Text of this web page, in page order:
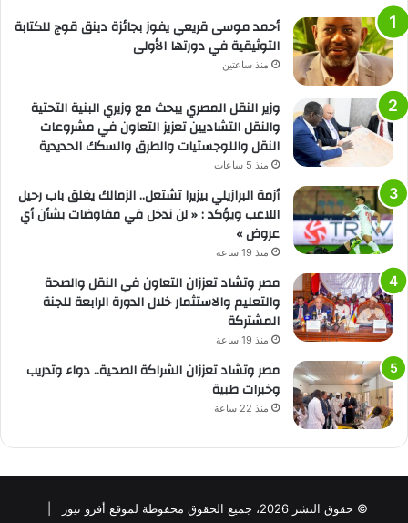
أحمد موسى قريعي يفوز بجائزة دينق قوج للكتابة
التوثيقية في دورتها الأولى
منذ ساعتين
وزير النقل المصري يبحث مع وزيري البنية التحتية
والنقل التشاديين تعزيز التعاون في مشروعات
النقل واللوجستيات والطرق والسكك الحديدية
منذ 5 ساعات
أزمة البرازيلي بيزيرا تشتعل.. الزمالك يغلق باب رحيل
اللاعب ويؤكد : « لن ندخل في مفاوضات بشأن أي
عروض »
منذ 19 ساعة
مصر وتشاد تعززان التعاون في النقل والصحة
والتعليم والاستثمار خلال الدورة الرابعة للجنة
المشتركة
منذ 19 ساعة
مصر وتشاد تعززان الشراكة الصحية.. دواء وتدريب
وخبرات طبية
منذ 22 ساعة
© حقوق النشر 2026، جميع الحقوق محفوظة لموقع أفرو نيوز |